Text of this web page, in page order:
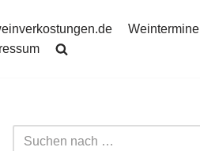
Weintermine